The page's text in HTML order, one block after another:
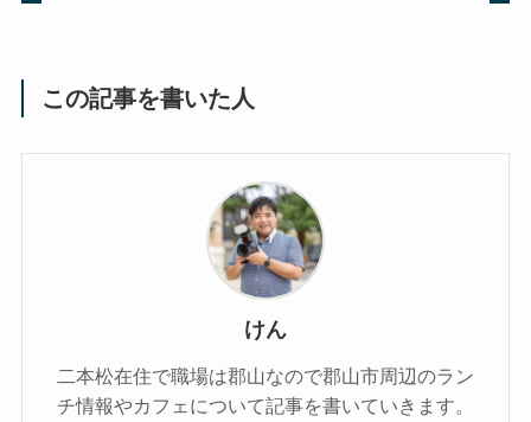
この記事を書いた人
けん
二本松在住で職場は郡山なので郡山市周辺のラン
チ情報やカフェについて記事を書いていきます。